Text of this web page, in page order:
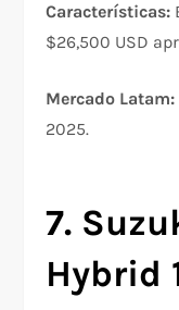
Características:
$26,500 USD
Mercado Latam:
2025.
7.
Hybrid